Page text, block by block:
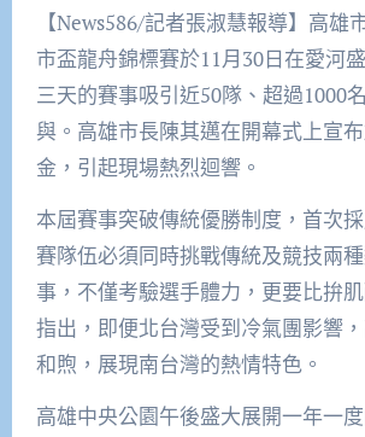
【News586/記者張淑慧報導】高雄市政府舉辦的城
市盃龍舟錦標賽於11月30日在愛河
三天的賽事吸引近50隊、超過1000
與。高雄市長陳其邁在開幕式上宣
金，引起現場熱烈迴響。
本屆賽事突破傳統優勝制度，首次
賽隊伍必須同時挑戰傳統及競技兩
事，不僅考驗選手體力，更要比拚
指出，即便北台灣受到冷氣團影響
和煦，展現南台灣的熱情特色。
高雄中央公園午後盛大展開一年一